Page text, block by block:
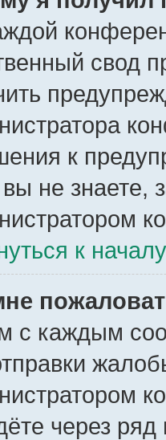
свод
к
не знаете,
к началу
с каждым
через